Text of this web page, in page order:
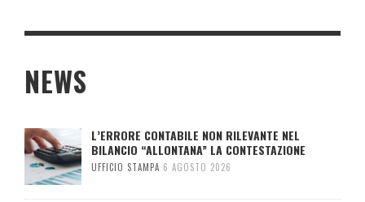
NEWS
L’ERRORE CONTABILE NON RILEVANTE NEL
BILANCIO “ALLONTANA” LA CONTESTAZIONE
UFFICIO STAMPA 6 AGOSTO 2026